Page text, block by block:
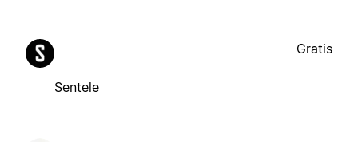
Sentele
Gratis